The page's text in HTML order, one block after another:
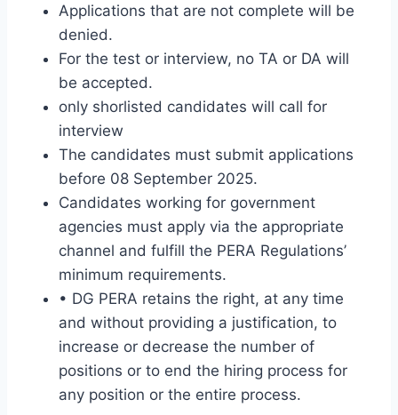
Applications that are not complete will be
denied.
For the test or interview, no TA or DA will
be accepted.
only shorlisted candidates will call for
interview
The candidates must submit applications
before 08 September 2025.
Candidates working for government
agencies must apply via the appropriate
channel and fulfill the PERA Regulations’
minimum requirements.
• DG PERA retains the right, at any time
and without providing a justification, to
increase or decrease the number of
positions or to end the hiring process for
any position or the entire process.